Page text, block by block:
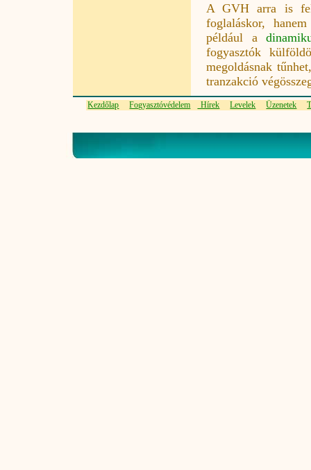
A GVH arra is
foglaláskor,
például a
fogyasztók
megoldásnak
tranzakció
Kezdőlap Fogyasztóvédelem Hírek Levelek Üzenetek